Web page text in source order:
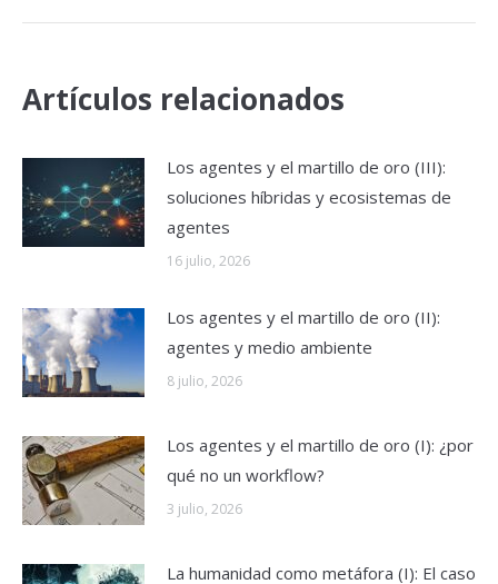
Artículos relacionados
Los agentes y el martillo de oro (III):
soluciones híbridas y ecosistemas de
agentes
16 julio, 2026
Los agentes y el martillo de oro (II):
agentes y medio ambiente
8 julio, 2026
Los agentes y el martillo de oro (I): ¿por
qué no un workflow?
3 julio, 2026
La humanidad como metáfora (I): El caso